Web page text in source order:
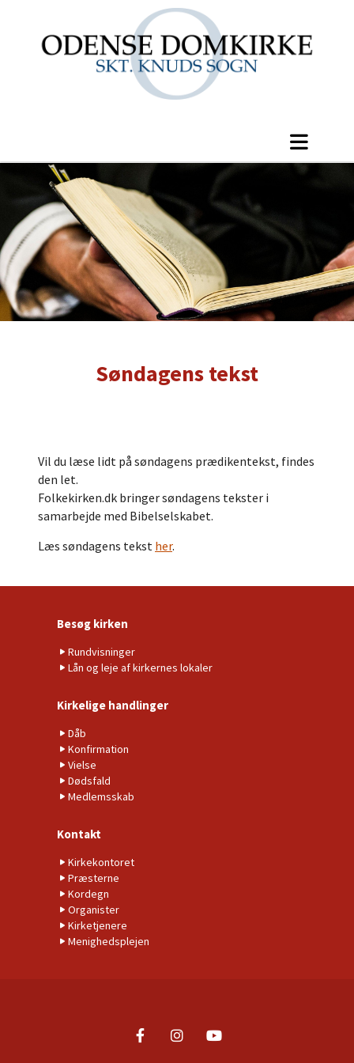
Søndagens tekst
Vil du læse lidt på søndagens prædikentekst, findes
den let.
Folkekirken.dk bringer søndagens tekster i
samarbejde med Bibelselskabet.
Læs søndagens tekst her.
Besøg kirken
Rundvisninger
Lån og leje af kirkernes lokaler
Kirkelige handlinger
Dåb
Konfirmation
Vielse
Dødsfald
Medlemsskab
Kontakt
Kirkekontoret
Præsterne
Kordegn
Organister
Kirketjenere
Menighedsplejen